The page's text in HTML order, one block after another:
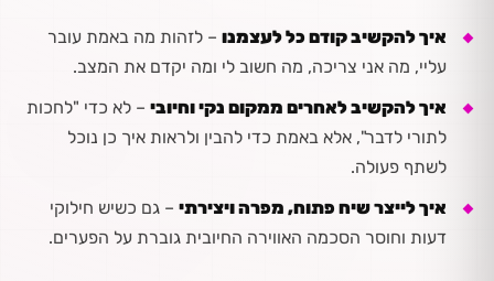
איך להקשיב קודם כל לעצמנו – לזהות מה באמת עובר
עליי, מה אני צריכה, מה חשוב לי ומה יקדם את המצב.
איך להקשיב לאחרים ממקום נקי וחיובי – לא כדי "לחכות
לתורי לדבר", אלא באמת כדי להבין ולראות איך כן נוכל
לשתף פעולה.
איך לייצר שיח פתוח, מפרה ויצירתי – גם כשיש חילוקי
דעות וחוסר הסכמה האווירה החיובית גוברת על הפערים.